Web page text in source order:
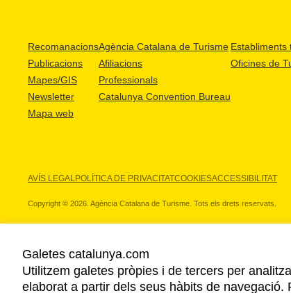
Recomanacions
Publicacions
Mapes/GIS
Newsletter
Mapa web
Agència Catalana de Turisme
Afiliacions
Professionals
Catalunya Convention Bureau
Establiments
Oficines de
AVÍS LEGALPOLÍTICA DE PRIVACITATCOOKIESACCESSIBILITAT
Copyright © 2026. Agència Catalana de Turisme. Tots els drets reservats.
ELS NOSTRES PARTNERS
Galetes catalunya.com
Utilitzem galetes pròpies i de tercers per
elaborat a partir dels seus hàbits de